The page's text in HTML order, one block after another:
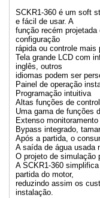
SCKR1-360 é um soft
e fácil de usar. A
função recém
configuração
rápida ou controle mais
Tela grande LCD com
inglês, outros
idiomas podem ser
Painel de operação
Programação intuitiva
Altas funções de
Uma gama de funções
Extenso
Bypass integrado,
Após a partida, o
A saída de água usada
O projeto de simulação
A SCKR1-360
partida do motor,
reduzindo assim os
instalação.